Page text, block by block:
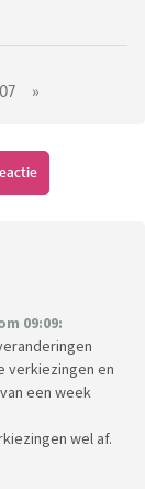
»
09:09:
verkiezingen en
een week
wel af.